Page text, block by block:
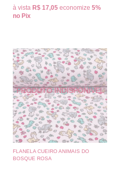
à vista R$ 17,05 economize 5%
no Pix
FLANELA CUEIRO ANIMAIS DO
BOSQUE ROSA